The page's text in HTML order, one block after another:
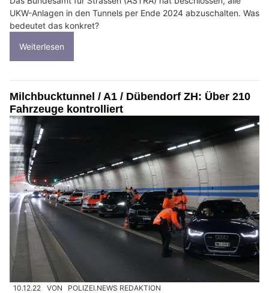
UKW-Anlagen in den Tunnels per Ende 2024 abzuschalten. Was
bedeutet das konkret?
Weiterlesen
Milchbucktunnel / A1 / Dübendorf ZH: Über 210
Fahrzeuge kontrolliert
10.12.22 VON POLIZEI.NEWS REDAKTION